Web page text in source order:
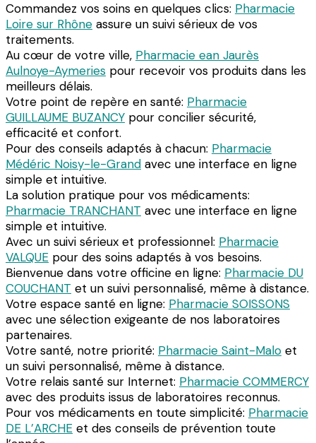
Commandez vos soins en quelques clics: Pharmacie
Loire sur Rhône assure un suivi sérieux de vos
traitements.
Au cœur de votre ville, Pharmacie ean Jaurès
Aulnoye-Aymeries pour recevoir vos produits dans les
meilleurs délais.
Votre point de repère en santé: Pharmacie
GUILLAUME BUZANCY pour concilier sécurité,
efficacité et confort.
Pour des conseils adaptés à chacun: Pharmacie
Médéric Noisy-le-Grand avec une interface en ligne
simple et intuitive.
La solution pratique pour vos médicaments:
Pharmacie TRANCHANT avec une interface en ligne
simple et intuitive.
Avec un suivi sérieux et professionnel: Pharmacie
VALQUE pour des soins adaptés à vos besoins.
Bienvenue dans votre officine en ligne: Pharmacie DU
COUCHANT et un suivi personnalisé, même à distance.
Votre espace santé en ligne: Pharmacie SOISSONS
avec une sélection exigeante de nos laboratoires
partenaires.
Votre santé, notre priorité: Pharmacie Saint-Malo et
un suivi personnalisé, même à distance.
Votre relais santé sur Internet: Pharmacie COMMERCY
avec des produits issus de laboratoires reconnus.
Pour vos médicaments en toute simplicité: Pharmacie
DE L’ARCHE et des conseils de prévention toute